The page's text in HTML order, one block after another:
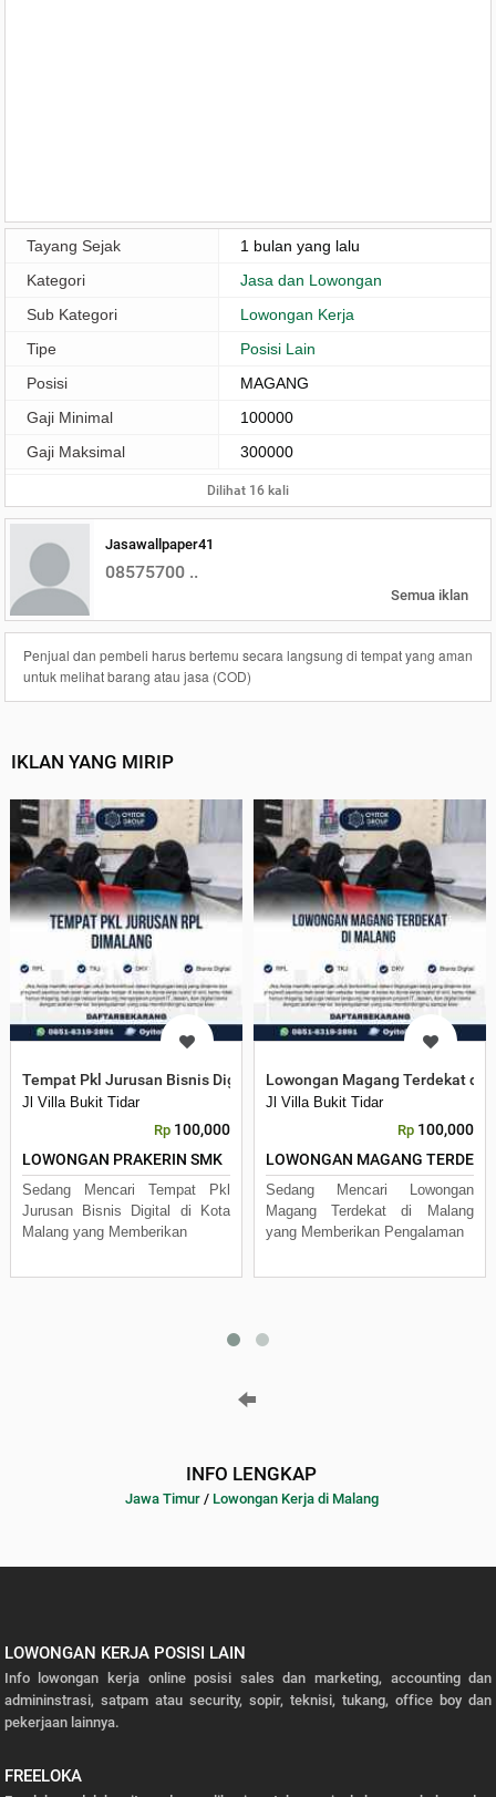
Tayang Sejak
1 bulan yang lalu
Kategori
Jasa dan Lowongan
Sub Kategori
Lowongan Kerja
Tipe
Posisi Lain
Posisi
MAGANG
Gaji Minimal
100000
Gaji Maksimal
300000
Dilihat 16 kali
Jasawallpaper41
08575700 ..
Semua iklan
Penjual dan pembeli harus bertemu secara langsung di tempat yang aman
untuk melihat barang atau jasa (COD)
IKLAN YANG MIRIP
Tempat Pkl Jurusan Bisnis Digital di Kota Malang
Jl Villa Bukit Tidar
Rp 100,000
LOWONGAN PRAKERIN SMK
Sedang Mencari Tempat Pkl
Jurusan Bisnis Digital di Kota
Malang yang Memberikan
Lowongan Magang Terdekat di
Jl Villa Bukit Tidar
Rp 100,000
LOWONGAN MAGANG TERDE
Sedang Mencari Lowongan
Magang Terdekat di Malang
yang Memberikan Pengalaman
INFO LENGKAP
Jawa Timur/ Lowongan Kerja di Malang
LOWONGAN KERJA POSISI LAIN
Info lowongan kerja online posisi sales dan marketing, accounting dan
admininstrasi, satpam atau security, sopir, teknisi, tukang, office boy dan
pekerjaan lainnya.
FREELOKA